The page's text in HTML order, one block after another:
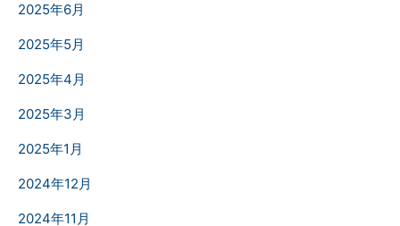
2025年6月
2025年5月
2025年4月
2025年3月
2025年1月
2024年12月
2024年11月